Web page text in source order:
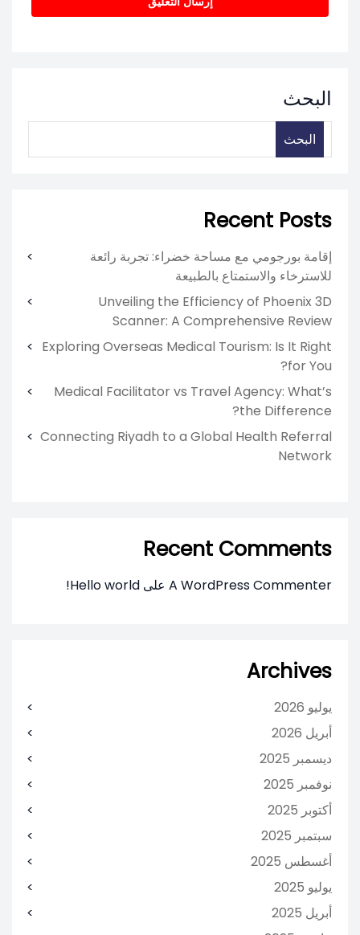
البحث
البحث
Recent Posts
إقامة بورجومي مع مساحة خضراء: تجربة رائعة
للاسترخاء والاستمتاع بالطبيعة
Unveiling the Efficiency of Phoenix 3D
Scanner: A Comprehensive Review
Exploring Overseas Medical Tourism: Is It Right
for You?
Medical Facilitator vs Travel Agency: What’s
the Difference?
Connecting Riyadh to a Global Health Referral
Network
Recent Comments
A WordPress Commenter على Hello world!
Archives
يوليو 2026
أبريل 2026
ديسمبر 2025
نوفمبر 2025
أكتوبر 2025
سبتمبر 2025
أغسطس 2025
يوليو 2025
أبريل 2025